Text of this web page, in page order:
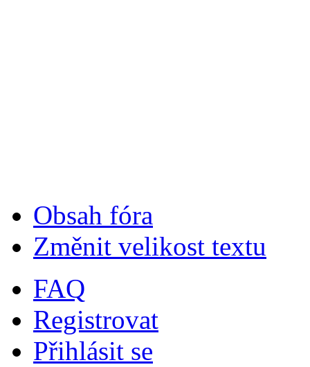
Obsah fóra
Změnit velikost textu
FAQ
Registrovat
Přihlásit se